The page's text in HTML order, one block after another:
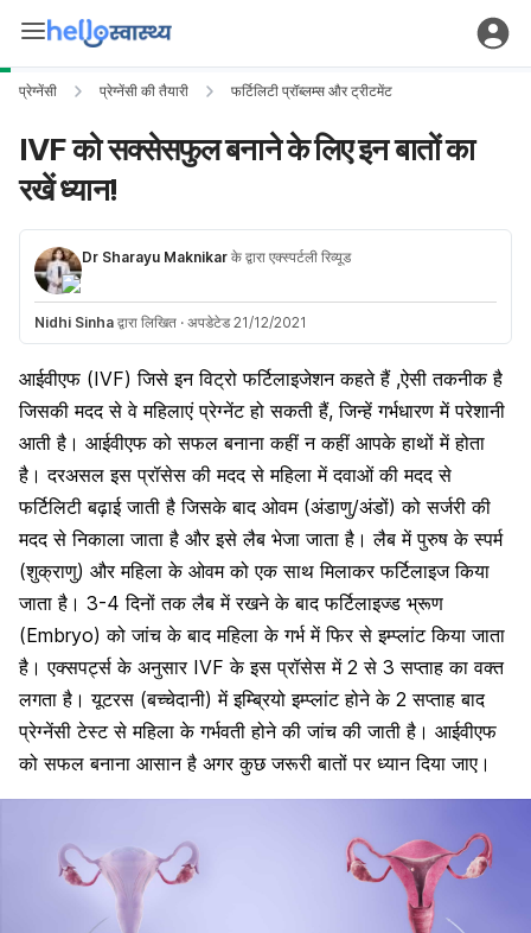
प्रेग्नेंसी प्रेग्नेंसी की तैयारी फर्टिलिटी प्रॉब्लम्स और ट्रीटमेंट
IVF को सक्सेसफुल बनाने के लिए इन बातों का
रखें ध्यान!
Dr Sharayu Maknikar के द्वारा एक्स्पर्टली रिव्यूड
Nidhi Sinha द्वारा लिखित · अपडेटेड 21/12/2021
आईवीएफ (IVF) जिसे इन विट्रो फर्टिलाइजेशन कहते हैं ,ऐसी तकनीक है
जिसकी मदद से वे महिलाएं प्रेग्नेंट हो सकती हैं, जिन्हें गर्भधारण में परेशानी
आती है। आईवीएफ को सफल बनाना कहीं न कहीं आपके हाथों में होता
है। दरअसल इस प्रॉसेस की मदद से महिला में दवाओं की मदद से
फर्टिलिटी बढ़ाई जाती है जिसके बाद ओवम (अंडाणु/अंडों) को सर्जरी की
मदद से निकाला जाता है और इसे लैब भेजा जाता है। लैब में पुरुष के स्पर्म
(शुक्राणु) और महिला के ओवम को एक साथ मिलाकर फर्टिलाइज किया
जाता है। 3-4 दिनों तक लैब में रखने के बाद फर्टिलाइज्ड भ्रूण
(Embryo) को जांच के बाद महिला के गर्भ में फिर से इम्प्लांट किया जाता
है। एक्सपर्ट्स के अनुसार IVF के इस प्रॉसेस में 2 से 3 सप्ताह का वक्त
लगता है। यूटरस (बच्चेदानी) में इम्ब्रियो इम्प्लांट होने के 2 सप्ताह बाद
प्रेग्नेंसी टेस्ट से महिला के गर्भवती होने की जांच की जाती है। आईवीएफ
को सफल बनाना आसान है अगर कुछ जरूरी बातों पर ध्यान दिया जाए।